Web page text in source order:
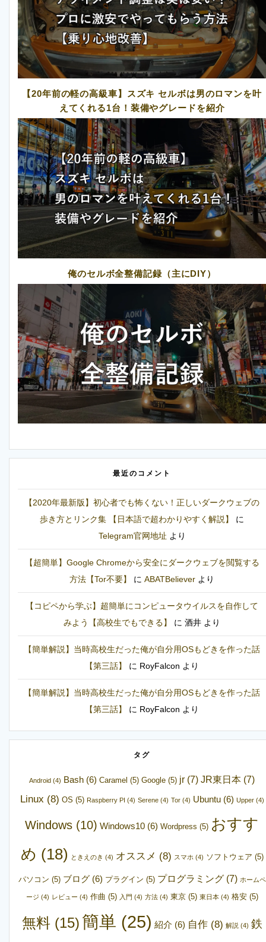
【20年前の軽の高級車】スズキ セルボは男のロマンを叶
えてくれる1台！装備やグレードを紹介
俺のセルボ全整備記録（主にDIY）
最近のコメント
【2020年最新版】初心者でも怖くない！正しいダークウェブの
歩き方とリンク集 【日本語で超わかりやすく解説】
に
Telegram官网地址 より
【超簡単】Google Chromeから安全にダークウェブを閲覧する
方法【Tor不要】
に ABATBeliever より
【コピペから学ぶ】超簡単にコンピュータウイルスを自作して
みよう【高校生でもできる】
に 酒井 より
【簡単解説】当時高校生だった俺が自分用OSもどきを作った話
【第三話】
に RoyFalcon より
【簡単解説】当時高校生だった俺が自分用OSもどきを作った話
【第三話】
に RoyFalcon より
タグ
Android (4) Bash (6) Caramel (5) Google (5) jr (7) JR東日本 (7)
Linux (8) OS (5) Raspberry PI (4) Serene(4) Tor(4) Ubuntu(6) Upper(4)
Windows (10) Windows10 (6) Wordpress (5) おすす
め (18) ときえのき (4) オススメ (8) スマホ (4) ソフトウェア (5)
パソコン (5) ブログ(6) プラグイン (5) プログラミング(7) ホームペ
ージ (4) レビュー (4) 作曲 (5) 入門 (4) 方法(4) 東京(5) 東日本(4) 格安(5)
無料(15) 簡単 (25) 紹介 (6) 自作(8) 解説 (4) 鉄